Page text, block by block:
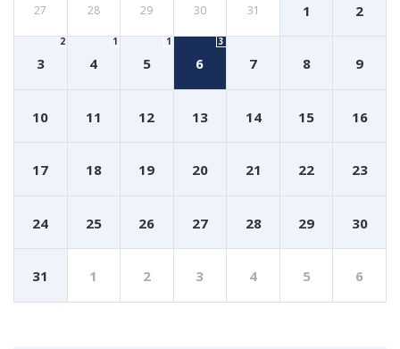
27 28 29 30 31 1 2
3
2
4
1
5
1
6
3
7 8 9
10 11 12 13 14 15 16
17 18 19 20 21 22 23
24 25 26 27 28 29 30
31 1 2 3 4 5 6